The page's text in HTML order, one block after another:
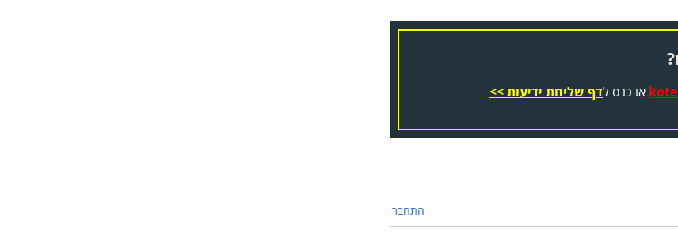
או כנס לדף שליחת ידיעות >>
התחבר